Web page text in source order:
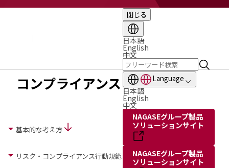
閉じる
日本語
English
中文
Language
日本語
English
中文
NAGASEグループ製品
ソリューションサイト
NAGASEグループ製品
ソリューションサイト
役員・執行役員
コンプライアンス
基本的な考え方
リスク・コンプライアンス行動規範